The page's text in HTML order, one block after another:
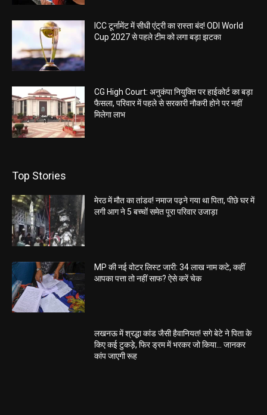
ICC टूर्नामेंट में सीधी एंट्री का रास्ता बंद! ODI World
Cup 2027 से पहले टीम को लगा बड़ा झटका
CG High Court: अनुकंपा नियुक्ति पर हाईकोर्ट का बड़ा
फैसला, परिवार में पहले से सरकारी नौकरी होने पर नहीं
मिलेगा लाभ
Top Stories
मेरठ में मौत का तांडव! नमाज पढ़ने गया था पिता, पीछे घर में
लगी आग ने 5 बच्चों समेत पूरा परिवार उजाड़ा
MP की नई वोटर लिस्ट जारी: 34 लाख नाम कटे, कहीं
आपका पत्ता तो नहीं साफ? ऐसे करें चेक
लखनऊ में श्रद्धा कांड जैसी हैवानियत! सगे बेटे ने पिता के
किए कई टुकड़े, फिर ड्रम में भरकर जो किया… जानकर
कांप जाएगी रूह